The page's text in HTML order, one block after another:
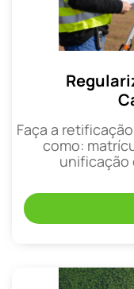
Faça a
como:
unificação